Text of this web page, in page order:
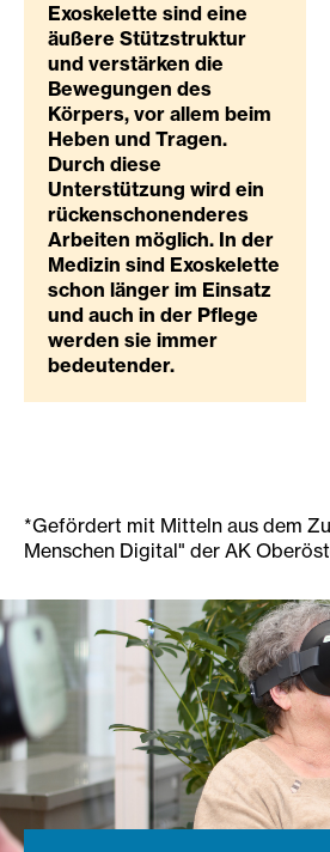
Exoskelette sind eine
äußere Stützstruktur
und verstärken die
Bewegungen des
Körpers, vor allem beim
Heben und Tragen.
Durch diese
Unterstützung wird ein
rückenschonenderes
Arbeiten möglich. In der
Medizin sind Exoskelette
schon länger im Einsatz
und auch in der Pflege
werden sie immer
bedeutender.
*Gefördert mit Mitteln aus dem
Menschen Digital" der AK